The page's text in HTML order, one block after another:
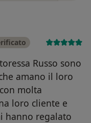
Russo sono
amano il loro
molta
loro cliente e
hanno regalato